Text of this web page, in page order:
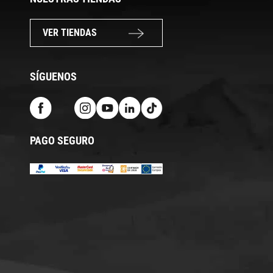
VER TIENDAS
SÍGUENOS
PAGO SEGURO